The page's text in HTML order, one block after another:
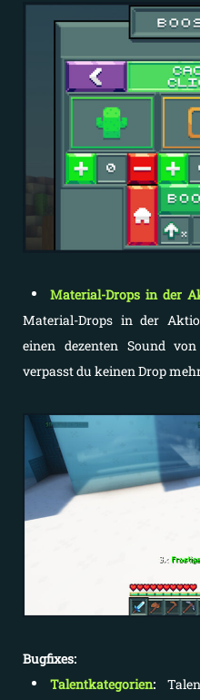
Material-Drops in der
Material-Drops in der
einen dezenten Sound
verpasst du keinen Drop
Bugfixes:
Talentkategorien: